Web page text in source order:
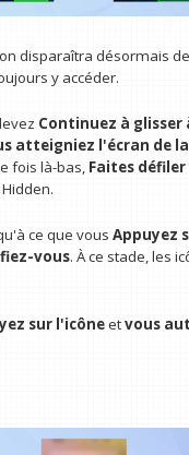
disparaîtra désormais
y accéder.
Continuez à glisser
atteigniez l'écran de
fois là-bas, Faites défiler
ce que vousAppuyez
vous. À ce stade, les
sur l'icôneetvous